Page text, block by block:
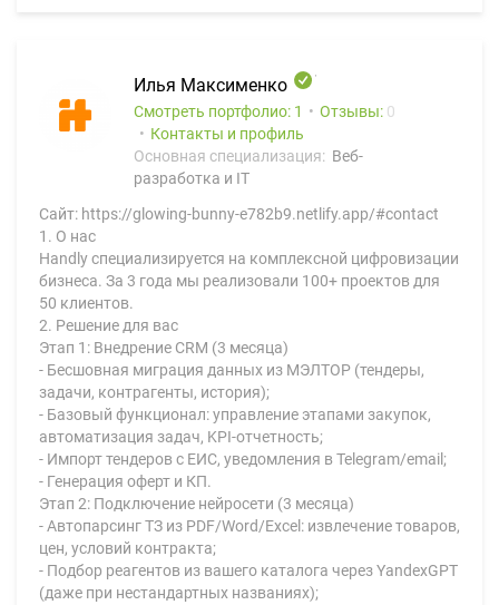
Илья Максименко
Смотреть портфолио: 1 Отзывы: 0
Контакты и профиль
Основная специализация: Веб-
разработка и IT
Сайт: https://glowing-bunny-e782b9.netlify.app/#contact
1. О нас
Handly специализируется на комплексной цифровизации
бизнеса. За 3 года мы реализовали 100+ проектов для
50 клиентов.
2. Решение для вас
Этап 1: Внедрение CRM (3 месяца)
- Бесшовная миграция данных из МЭЛТОР (тендеры,
задачи, контрагенты, история);
- Базовый функционал: управление этапами закупок,
автоматизация задач, KPI-отчетность;
- Импорт тендеров с ЕИС, уведомления в Telegram/email;
- Генерация оферт и КП.
Этап 2: Подключение нейросети (3 месяца)
- Автопарсинг ТЗ из PDF/Word/Excel: извлечение товаров,
цен, условий контракта;
- Подбор реагентов из вашего каталога через YandexGPT
(даже при нестандартных названиях);